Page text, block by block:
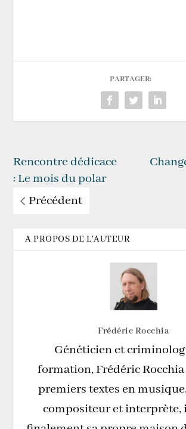
PARTAGER:
Rencontre dédicace
: Le mois du polar
Précédent
A PROPOS DE L'AUTEUR
Frédéric Rocchia
Généticien et
formation, Frédéric Rocchia
premiers textes en
compositeur et interprète,